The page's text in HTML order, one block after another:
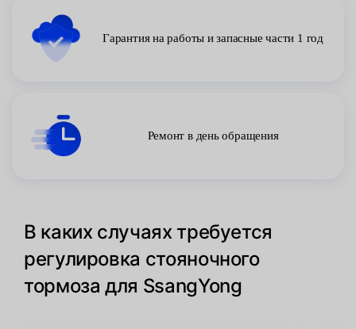
Гарантия на работы и запасные части 1 год
Ремонт в день обращения
В каких случаях требуется
регулировка стояночного
тормоза для SsangYong